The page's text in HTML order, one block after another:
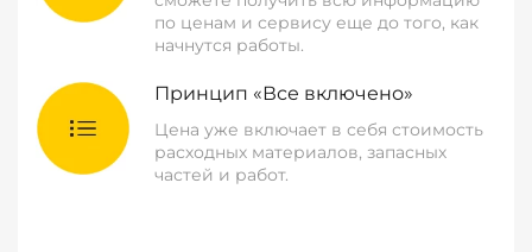
по ценам и сервису еще до того, как
начнутся работы.
Принцип «Все включено»
Цена уже включает в себя стоимость
расходных материалов, запасных
частей и работ.